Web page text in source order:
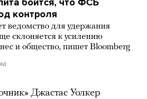
боится, что ФСБ
контроля
ведомство для удержания
склоняется к усилению
и общество, пишет Bloomberg
Джастас Уолкер